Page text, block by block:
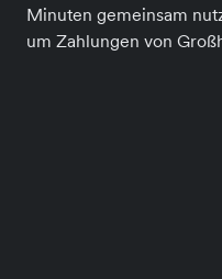
Minuten gemeinsam
um Zahlungen von